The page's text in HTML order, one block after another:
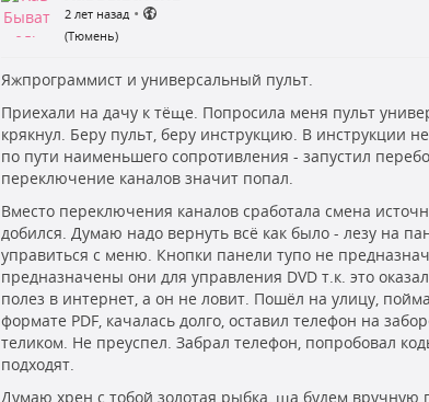
2 лет назад •
(Тюмень)
Яжпрограммист и универсальный пульт.
Приехали на дачу к тёще. Попросила меня пульт
крякнул. Беру пульт, беру инструкцию. В инструкции
по пути наименьшего сопротивления - запустил
переключение каналов значит попал.
Вместо переключения каналов сработала смена
добился. Думаю надо вернуть всё как было - лезу на
управиться с меню. Кнопки панели тупо не
предназначены они для управления DVD т.к. это
полез в интернет, а он не ловит. Пошёл на улицу,
формате PDF, качалась долго, оставил телефон на
теликом. Не преуспел. Забрал телефон, попробовал
подходят.
Думаю хрен с тобой золотая рыбка, ща будем вручную